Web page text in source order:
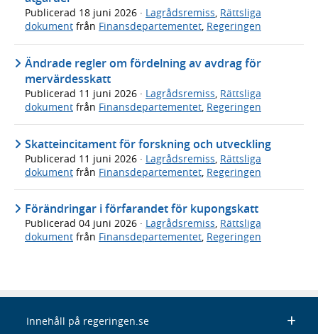
Publicerad 18 juni 2026 · Lagrådsremiss, Rättsliga
dokument från Finansdepartementet, Regeringen
Ändrade regler om fördelning av avdrag för
mervärdesskatt
Publicerad 11 juni 2026 · Lagrådsremiss, Rättsliga
dokument från Finansdepartementet, Regeringen
Skatteincitament för forskning och utveckling
Publicerad 11 juni 2026 · Lagrådsremiss Rättsliga
dokument från Finansdepartementet Regeringen
Förändringar i förfarandet för kupongskatt
Publicerad 04 juni 2026 · Lagrådsremiss, Rättsliga
dokument från Finansdepartementet, Regeringen
Innehåll på regeringen.se